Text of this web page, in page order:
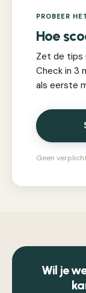
PROBEER
Hoe
Zet de tips
Check in 3
als eerste
Geen
Wil je